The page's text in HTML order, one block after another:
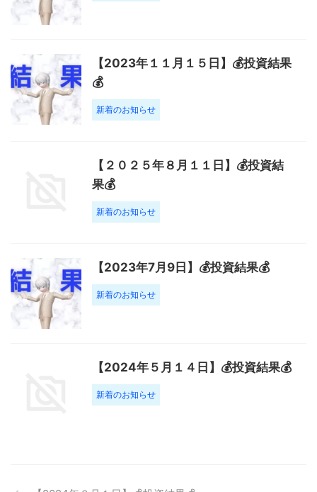
【2023年１１月１５日】💰投資結果
💰
新着のお知らせ
【２０２５年８月１１日】💰投資結
果💰
新着のお知らせ
【2023年7月9日】💰投資結果💰
新着のお知らせ
【2024年５月１４日】💰投資結果💰
新着のお知らせ